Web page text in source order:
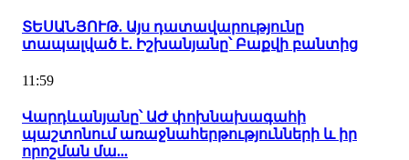
ՏԵՍԱՆՅՈՒԹ. Այս դատավարությունը
տապալված է․ Իշխանյանը՝ Բաքվի բանտից
11:59
Վարդևանյանը՝ ԱԺ փոխնախագահի
պաշտոնում առաջնահերթությունների և իր
որոշման մա...